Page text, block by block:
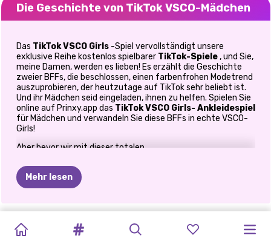
Die Geschichte von TikTok VSCO-Mädchen
Das TikTok VSCO Girls-Spiel vervollständigt unsere
exklusive Reihe kostenlos spielbarer TikTok-Spiele, und Sie,
meine Damen, werden es lieben! Es erzählt die Geschichte
zweier BFFs, die beschlossen, einen farbenfrohen Modetrend
auszuprobieren, der heutzutage auf TikTok sehr beliebt ist.
Und ihr Mädchen seid eingeladen, ihnen zu helfen. Spielen Sie
online auf Prinxy.app das TikTok VSCO Girls- Ankleidespiel
für Mädchen und verwandeln Sie diese BFFs in echte VSCO-
Girls!
Aber bevor wir mit dieser totalen
unsere Mädchen kennen. Eine von ihnen ist die hinreißende
Arya. Sie ist im Herzen eine Rebellin, ein Fan von Rockmusik
und sie liebt Gothic-Mode. In ihrer Garderobe finden Sie
ihre totale Verwandlung haben wir eine mädchenhafte
Schwarz und Weiß beherrscht wird. Das zweite Mädchen ist
Mehr lesen
GLITZERFEST
GOLDENE
HÄSSLICHER
PULLOVER-
WINTERFERIEN
UMARMUNG
SCHWESTERN
SILVESTER
ELIZAS
HIMMLISCHE
PRINZESSIN
BLONDE